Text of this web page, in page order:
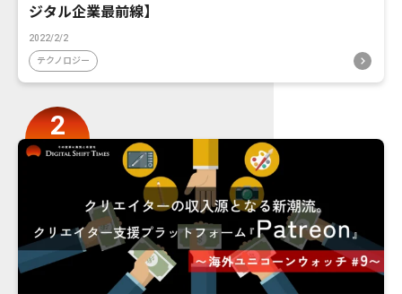
ジタル企業最前線】
2022/2/2
テクノロジー